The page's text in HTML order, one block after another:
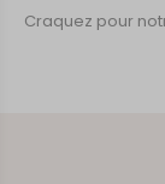
Craquez pour